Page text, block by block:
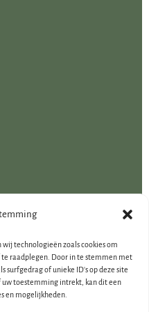
technologieën zoals cookies om
raadplegen. Door in te stemmen met
surfgedrag of unieke ID's op deze site
toestemming intrekt, kan dit een
en mogelijkheden.